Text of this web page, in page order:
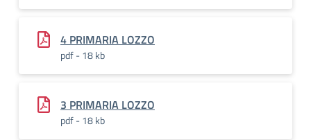
4 PRIMARIA LOZZO
pdf - 18 kb
3 PRIMARIA LOZZO
pdf - 18 kb